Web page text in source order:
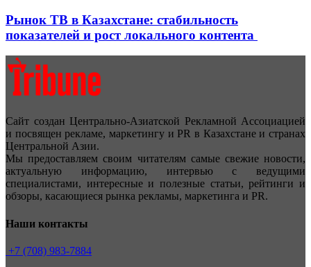
Рынок ТВ в Казахстане: стабильность
показателей и рост локального контента
Сайт создан Центрально-Азиатской Рекламной Ассоциацией
и посвящен рекламе, маркетингу и PR в Казахстане и странах
Центральной Азии.
Мы предоставляем своим читателям самые свежие новости,
актуальную информацию, интервью с ведущими
специалистами, интересные и полезные статьи, рейтинги и
обзоры, касающиеся рынка рекламы, маркетинга и PR.
Наши контакты
+7 (708) 983-7884